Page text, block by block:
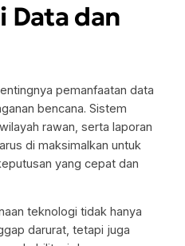
Data dan
pemanfaatan data
bencana. Sistem
rawan, serta laporan
di maksimalkan untuk
yang cepat dan
teknologi tidak hanya
darurat, tetapi juga